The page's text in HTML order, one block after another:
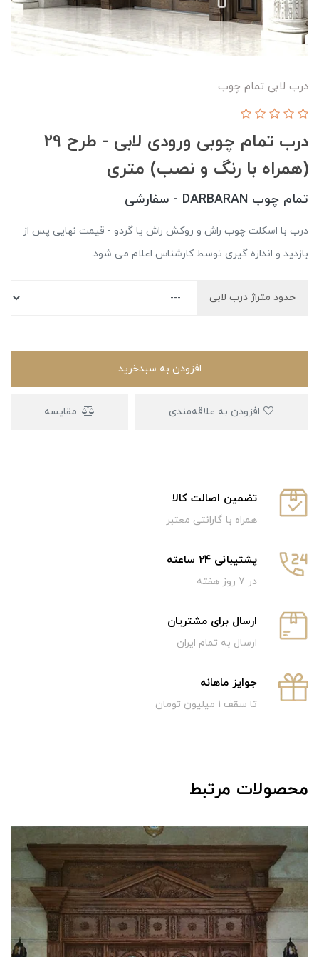
درب لابی تمام چوب
درب تمام چوبی ورودی لابی - طرح 29
(همراه با رنگ و نصب) متری
تمام چوب DARBARAN - سفارشی
درب با اسکلت چوب راش و روکش راش یا گردو - قیمت نهایی پس از
بازدید و اندازه گیری توسط کارشناس اعلام می شود.
حدود متراژ درب لابی
افزودن به سبدخرید
مقایسه
تضمین اصالت کالا
همراه با گارانتی معتبر
پشتیبانی 24 ساعته
در 7 روز هفته
ارسال برای مشتریان
ارسال به تمام ایران
جوایز ماهانه
تا سقف 1 میلیون تومان
محصولات مرتبط